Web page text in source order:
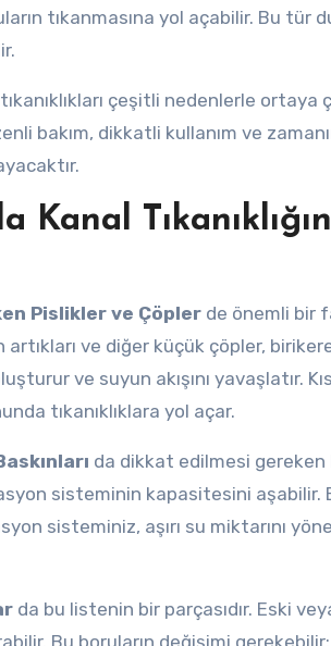
tıkanmasına yol açabilir. Bu
çeşitli nedenlerle ortaya
bakım, dikkatli kullanım ve
Kanal
Pislikler ve Çöpler de önemli bir
ve diğer küçük çöpler,
ve suyun akışını yavaşlatır.
tıkanıklıklara yol açar.
da dikkat edilmesi gereken
sisteminin kapasitesini aşabilir.
sisteminiz, aşırı su miktarını
da bu listenin bir parçasıdır. Eski
Bu boruların değişimi